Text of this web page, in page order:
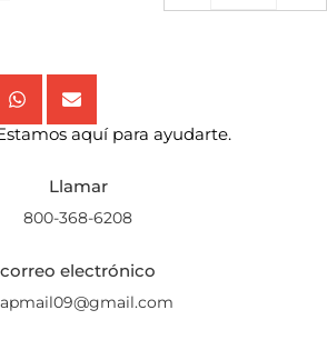
aquí para ayudarte.
Llamar
800-368-6208
correo electrónico